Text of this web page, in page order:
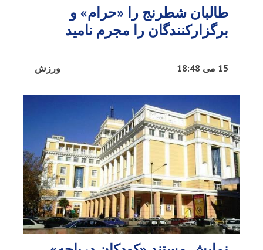
طالبان شطرنج را «حرام» و
برگزارکنندگان را مجرم نامید
ورزش 15 می 18:48